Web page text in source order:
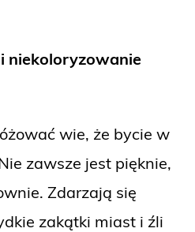
niekoloryzowanie
wie, że bycie w
zawsze jest pięknie,
Zdarzają się
zakątki miast i źli